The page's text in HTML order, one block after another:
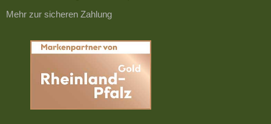
Mehr zur sicheren Zahlung